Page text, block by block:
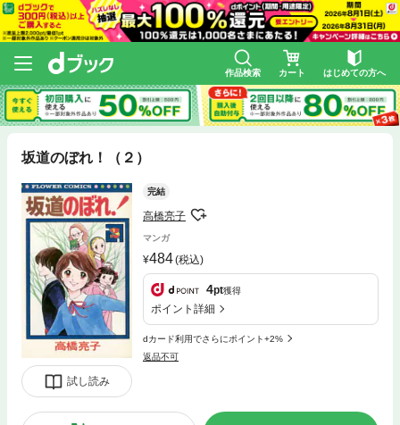
作品検索 カート はじめての方へ
坂道のぼれ！（２）
試し読み
完結
高橋亮子
マンガ
484(税込)
4pt獲得
ポイント詳細
dカード利用でさらにポイント+2%
返品不可